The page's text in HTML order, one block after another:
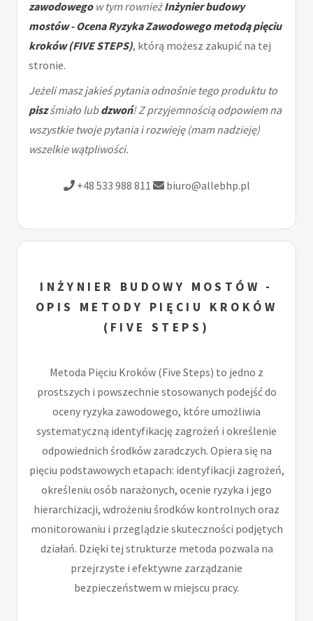
zawodowegow tym rownieżInżynier budowy
mostów - Ocena Ryzyka Zawodowego metodą pięciu
kroków (FIVE STEPS), którą możesz zakupić na tej
stronie.
Jeżeli masz jakieś pytania odnośnie tego produktu to
piszśmiało lubdzwoń! Z przyjemnością odpowiem na
wszystkie twoje pytania i rozwieję (mam nadzieję)
wszelkie wątpliwości.
+48 533 988 811 biuro@allebhp.pl
INŻYNIER BUDOWY MOSTÓW -
OPIS METODY PIĘCIU KROKÓW
(FIVE STEPS)
Metoda Pięciu Kroków (Five Steps) to jedno z
prostszych i powszechnie stosowanych podejść do
oceny ryzyka zawodowego, które umożliwia
systematyczną identyfikację zagrożeń i określenie
odpowiednich środków zaradczych. Opiera się na
pięciu podstawowych etapach: identyfikacji zagrożeń,
określeniu osób narażonych, ocenie ryzyka i jego
hierarchizacji, wdrożeniu środków kontrolnych oraz
monitorowaniu i przeglądzie skuteczności podjętych
działań. Dzięki tej strukturze metoda pozwala na
przejrzyste i efektywne zarządzanie
bezpieczeństwem w miejscu pracy.